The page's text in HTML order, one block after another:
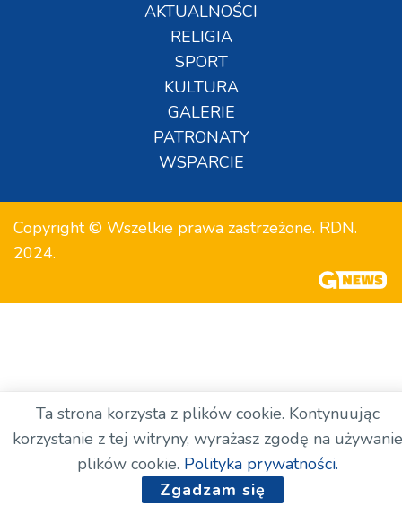
AKTUALNOŚCI
RELIGIA
SPORT
KULTURA
GALERIE
PATRONATY
WSPARCIE
Copyright © Wszelkie prawa zastrzeżone. RDN.
2024.
Ta strona korzysta z plików cookie. Kontynuując
korzystanie z tej witryny, wyrażasz zgodę na używanie
plików cookie. Polityka prywatności.
Zgadzam się